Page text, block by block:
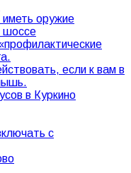
оружие
шоссе
если к вам в
в Куркино
с